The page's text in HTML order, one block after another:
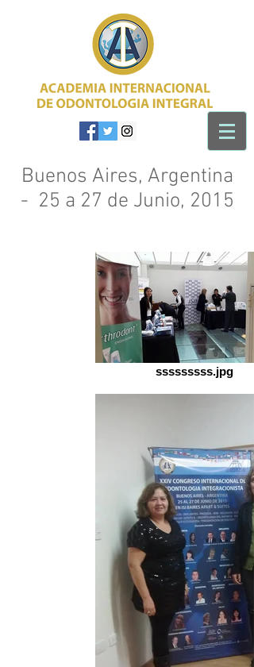
Buenos Aires, Argentina
- 25 a 27 de Junio, 2015
sssssssss.jpg